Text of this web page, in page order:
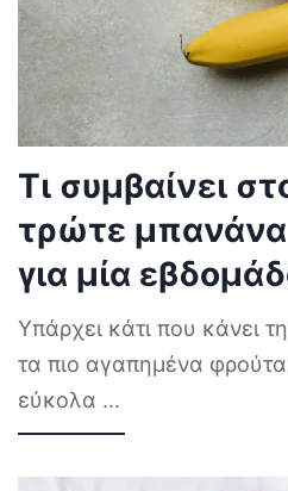
Τι συμβαίνει
τρώτε
για μία
Υπάρχει κάτι που κάνει
τα πιο αγαπημένα
εύκολα ...